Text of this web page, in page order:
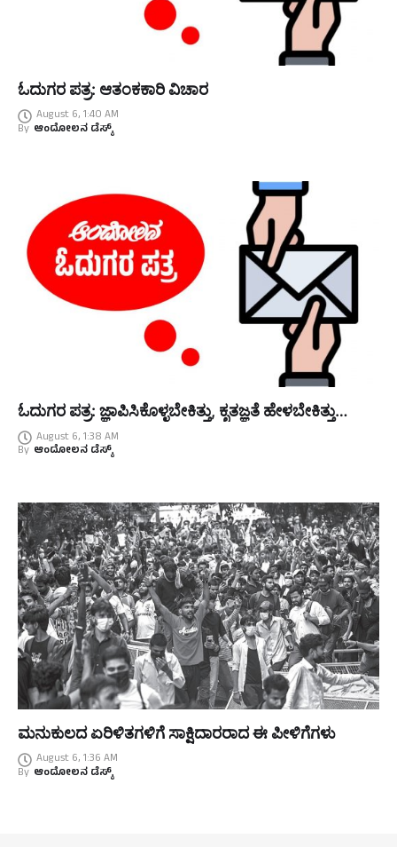
ಓದುಗರ ಪತ್ರ: ಆತಂಕಕಾರಿ ವಿಚಾರ
August 6, 1:40 AM
By ಆಂದೋಲನ ಡೆಸ್ಕ್
ಓದುಗರ ಪತ್ರ: ಜ್ಞಾಪಿಸಿಕೊಳ್ಳಬೇಕಿತ್ತು, ಕೃತಜ್ಞತೆ ಹೇಳಬೇಕಿತ್ತು…
August 6, 1:38 AM
By ಆಂದೋಲನ ಡೆಸ್ಕ್
ಮನುಕುಲದ ಏರಿಳಿತಗಳಿಗೆ ಸಾಕ್ಷಿದಾರರಾದ ಈ ಪೀಳಿಗೆಗಳು
August 6, 1:36 AM
By ಆಂದೋಲನ ಡೆಸ್ಕ್